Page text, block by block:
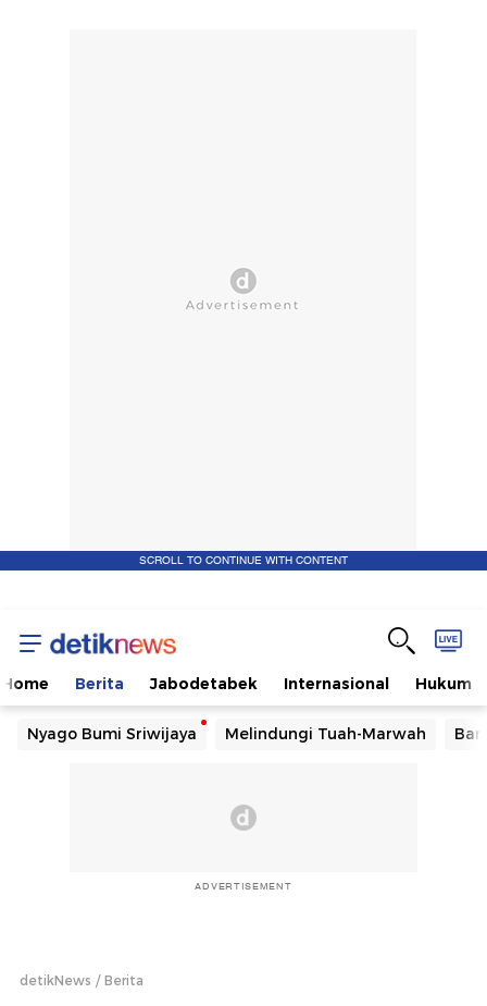
SCROLL TO CONTINUE WITH CONTENT
Home Berita Jabodetabek Internasional Hukum
Nyago Bumi Sriwijaya Melindungi Tuah-Marwah
ADVERTISEMENT
detikNews Berita